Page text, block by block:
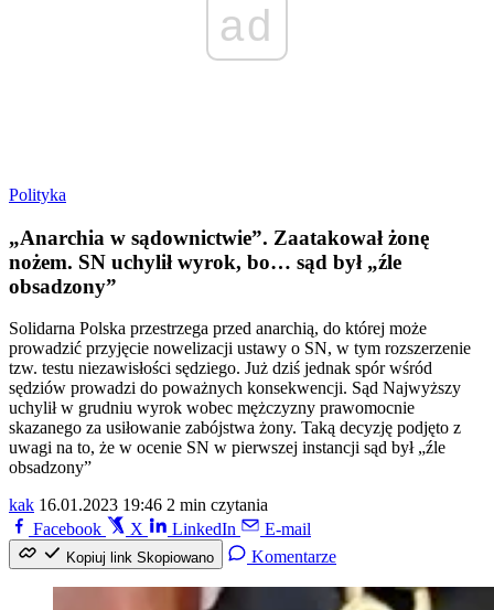
ad
Polityka
„Anarchia w sądownictwie”. Zaatakował żonę
nożem. SN uchylił wyrok, bo… sąd był „źle
obsadzony”
Solidarna Polska przestrzega przed anarchią, do której może
prowadzić przyjęcie nowelizacji ustawy o SN, w tym rozszerzenie
tzw. testu niezawisłości sędziego. Już dziś jednak spór wśród
sędziów prowadzi do poważnych konsekwencji. Sąd Najwyższy
uchylił w grudniu wyrok wobec mężczyzny prawomocnie
skazanego za usiłowanie zabójstwa żony. Taką decyzję podjęto z
uwagi na to, że w ocenie SN w pierwszej instancji sąd był „źle
obsadzony”
kak 16.01.2023 19:46 2 min czytania
Facebook
X LinkedIn E-mail
Kopiuj link Skopiowano Komentarze